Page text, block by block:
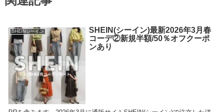
SHEINシーイン
SHEIN(シーイン)最新2026年3月春
コーデ②新規半額/50％オフクーポ
ンあり